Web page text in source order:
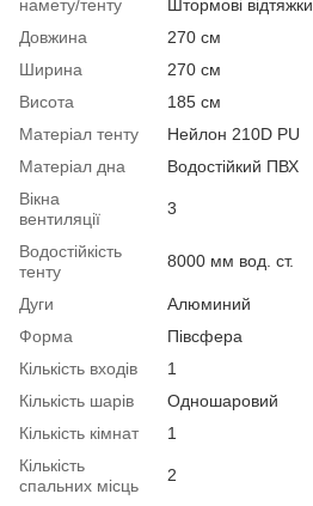
намету/тенту
Штормові відтяжки
Довжина
270 см
Ширина
270 см
Висота
185 см
Матеріал тенту
Нейлон 210D PU
Матеріал дна
Водостійкий ПВХ
Вікна
вентиляції
3
Водостійкість
тенту
8000 мм вод. ст.
Дуги
Алюминий
Форма
Півсфера
Кількість входів
1
Кількість шарів
Одношаровий
Кількість кімнат
1
Кількість
спальних місць
2